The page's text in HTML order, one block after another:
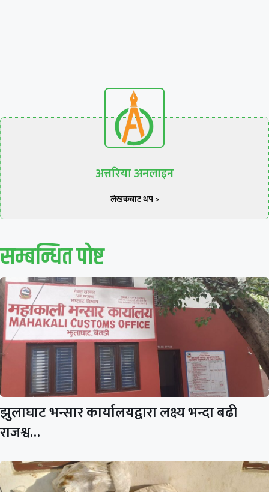
अत्तरिया अनलाइन
लेखकबाट थप >
सम्बन्धित पाेष्ट
झुलाघाट भन्सार कार्यालयद्वारा लक्ष्य भन्दा बढी
राजश्व…